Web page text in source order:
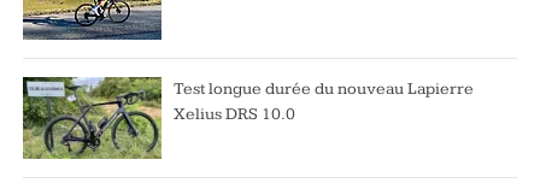
Test longue durée du nouveau Lapierre
Xelius DRS 10.0